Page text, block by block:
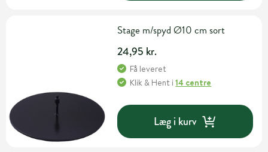
Stage m/spyd Ø10 cm sort
24,95 kr.
Få leveret
Klik & Hent i14 centre
Læg i kurv